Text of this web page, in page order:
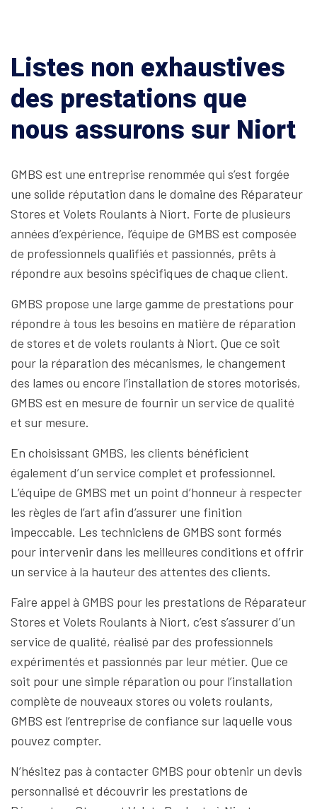
Listes non exhaustives
des prestations que
nous assurons sur Niort
GMBS est une entreprise renommée qui s’est forgée
une solide réputation dans le domaine des Réparateur
Stores et Volets Roulants à Niort. Forte de plusieurs
années d’expérience, l’équipe de GMBS est composée
de professionnels qualifiés et passionnés, prêts à
répondre aux besoins spécifiques de chaque client.
GMBS propose une large gamme de prestations pour
répondre à tous les besoins en matière de réparation
de stores et de volets roulants à Niort. Que ce soit
pour la réparation des mécanismes, le changement
des lames ou encore l’installation de stores motorisés,
GMBS est en mesure de fournir un service de qualité
et sur mesure.
En choisissant GMBS, les clients bénéficient
également d’un service complet et professionnel.
L’équipe de GMBS met un point d’honneur à respecter
les règles de l’art afin d’assurer une finition
impeccable. Les techniciens de GMBS sont formés
pour intervenir dans les meilleures conditions et offrir
un service à la hauteur des attentes des clients.
Faire appel à GMBS pour les prestations de Réparateur
Stores et Volets Roulants à Niort, c’est s’assurer d’un
service de qualité, réalisé par des professionnels
expérimentés et passionnés par leur métier. Que ce
soit pour une simple réparation ou pour l’installation
complète de nouveaux stores ou volets roulants,
GMBS est l’entreprise de confiance sur laquelle vous
pouvez compter.
N’hésitez pas à contacter GMBS pour obtenir un devis
personnalisé et découvrir les prestations de